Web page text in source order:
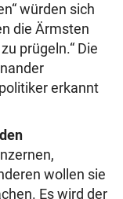
würden sich
die Ärmsten
prügeln.“ Die
erkannt
wollen sie
Es wird der